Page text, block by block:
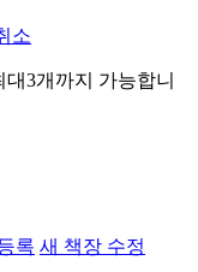
소
3개까지 가능합니
록 새 책장 수정